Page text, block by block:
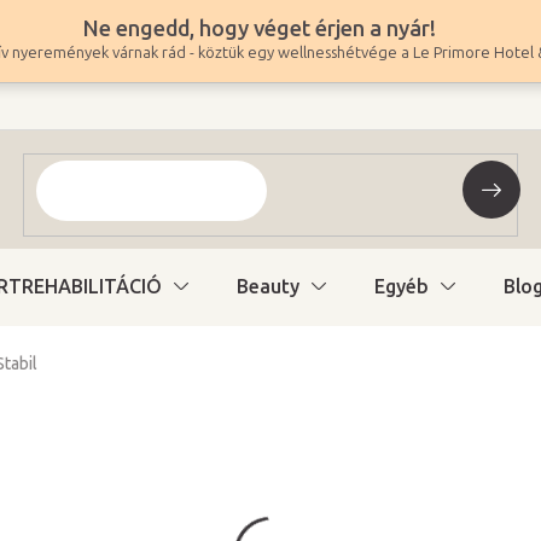
Ne engedd, hogy véget érjen a nyár!
nyeremények várnak rád - köztük egy wellnesshétvége a Le Primore Hotel
Beauty Egyéb Blog